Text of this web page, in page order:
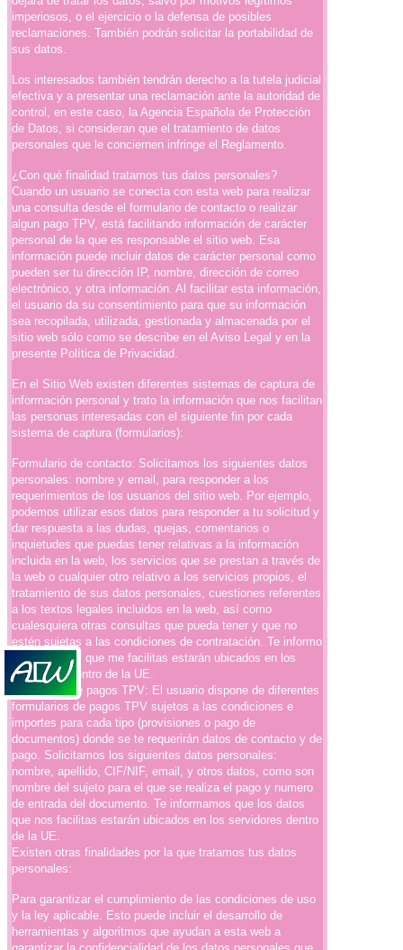
imperiosos, o el ejercicio o la defensa de posibles
reclamaciones. También podrán solicitar la portabilidad de
sus datos.
Los interesados también tendrán derecho a la tutela judicial
efectiva y a presentar una reclamación ante la autoridad de
control, en este caso, la Agencia Española de Protección
de Datos, si consideran que el tratamiento de datos
personales que le conciernen infringe el Reglamento.
¿Con qué finalidad tratamos tus datos personales?
Cuando un usuario se conecta con esta web para realizar
una consulta desde el formulario de contacto o realizar
algun pago TPV, está facilitando información de carácter
personal de la que es responsable el sitio web. Esa
información puede incluir datos de carácter personal como
pueden ser tu dirección IP, nombre, dirección de correo
electrónico, y otra información. Al facilitar esta información,
el usuario da su consentimiento para que su información
sea recopilada, utilizada, gestionada y almacenada por el
sitio web sólo como se describe en el Aviso Legal y en la
presente Política de Privacidad.
En el Sitio Web existen diferentes sistemas de captura de
información personal y trato la información que nos facilitan
las personas interesadas con el siguiente fin por cada
sistema de captura (formularios):
Formulario de contacto: Solicitamos los siguientes datos
personales: nombre y email, para responder a los
requerimientos de los usuarios del sitio web. Por ejemplo,
podemos utilizar esos datos para responder a tu solicitud y
dar respuesta a las dudas, quejas, comentarios o
inquietudes que puedas tener relativas a la información
incluida en la web, los servicios que se prestan a través de
la web o cualquier otro relativo a los servicios propios, el
tratamiento de sus datos personales, cuestiones referentes
a los textos legales incluidos en la web, así como
cualesquiera otras consultas que pueda tener y que no
estén sujetas a las condiciones de contratación. Te informo
que los datos que me facilitas estarán ubicados en los
servidores dentro de la UE.
Formulario de pagos TPV: El usuario dispone de diferentes
formularios de pagos TPV sujetos a las condiciones e
importes para cada tipo (provisiones o pago de
documentos) donde se te requerirán datos de contacto y de
pago. Solicitamos los siguientes datos personales:
nombre, apellido, CIF/NIF, email, y otros datos, como son
nombre del sujeto para el que se realiza el pago y numero
de entrada del documento. Te informamos que los datos
que nos facilitas estarán ubicados en los servidores dentro
de la UE.
Existen otras finalidades por la que tratamos tus datos
personales:
Para garantizar el cumplimiento de las condiciones de uso
y la ley aplicable. Esto puede incluir el desarrollo de
herramientas y algoritmos que ayudan a esta web a